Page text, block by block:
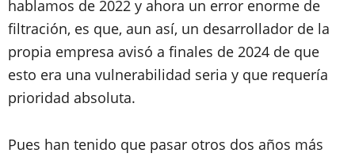
hablamos de 2022 y ahora un error enorme de
filtración, es que, aun así, un desarrollador de la
propia empresa avisó a finales de 2024 de que
esto era una vulnerabilidad seria y que requería
prioridad absoluta.
Pues han tenido que pasar otros dos años más